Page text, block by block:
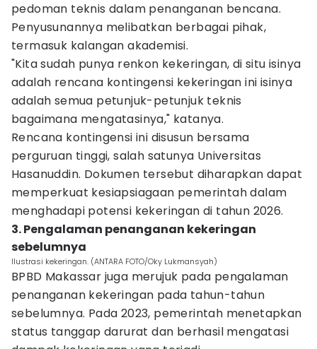
pedoman teknis dalam penanganan bencana.
Penyusunannya melibatkan berbagai pihak,
termasuk kalangan akademisi.
"Kita sudah punya renkon kekeringan, di situ isinya
adalah rencana kontingensi kekeringan ini isinya
adalah semua petunjuk-petunjuk teknis
bagaimana mengatasinya," katanya.
Rencana kontingensi ini disusun bersama
perguruan tinggi, salah satunya Universitas
Hasanuddin. Dokumen tersebut diharapkan dapat
memperkuat kesiapsiagaan pemerintah dalam
menghadapi potensi kekeringan di tahun 2026.
3. Pengalaman penanganan kekeringan
sebelumnya
Ilustrasi kekeringan. (ANTARA FOTO/Oky Lukmansyah)
BPBD Makassar juga merujuk pada pengalaman
penanganan kekeringan pada tahun-tahun
sebelumnya. Pada 2023, pemerintah menetapkan
status tanggap darurat dan berhasil mengatasi